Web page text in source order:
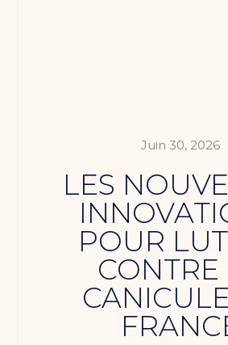
Juin 30, 2026
LES
POUR
CONTRE